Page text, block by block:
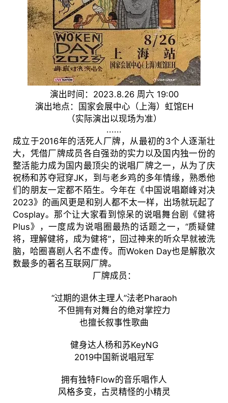
演出时间：2023.8.26 周六 19:00
演出地点：国家会展中心（上海）虹馆EH
（实际演出以现场为准）
......
成立于2016年的活死人厂牌，从最初的3个人逐渐壮
大，凭借厂牌成员各自强劲的实力以及国内独一份的
整活能力成为国内最顶尖的说唱厂牌之一，从为了庆
祝杨和苏夺冠穿JK，到与老乡鸡的多年情缘，熟悉他
们的朋友一定都不陌生。今年在《中国说唱巅峰对决
2023》的画风更是和别人都不太一样，出场就玩起了
Cosplay。那个让大家看到惊呆的说唱舞台剧《健将
Plus》，一度成为说唱圈最热的话题之一，“质疑健
将，理解健将，成为健将”，回过神来的听众早就被洗
脑，哈圈喜剧人名不虚传。而Woken Day也是解散次
数最多的著名互联网厂牌。
厂牌成员：
“过期的退休主理人”法老Pharaoh
不但拥有对舞台的绝对掌控力
也擅长叙事性歌曲
健身达人杨和苏KeyNG
2019中国新说唱冠军
拥有独特Flow的音乐唱作人
风格多变，古灵精怪的小精灵